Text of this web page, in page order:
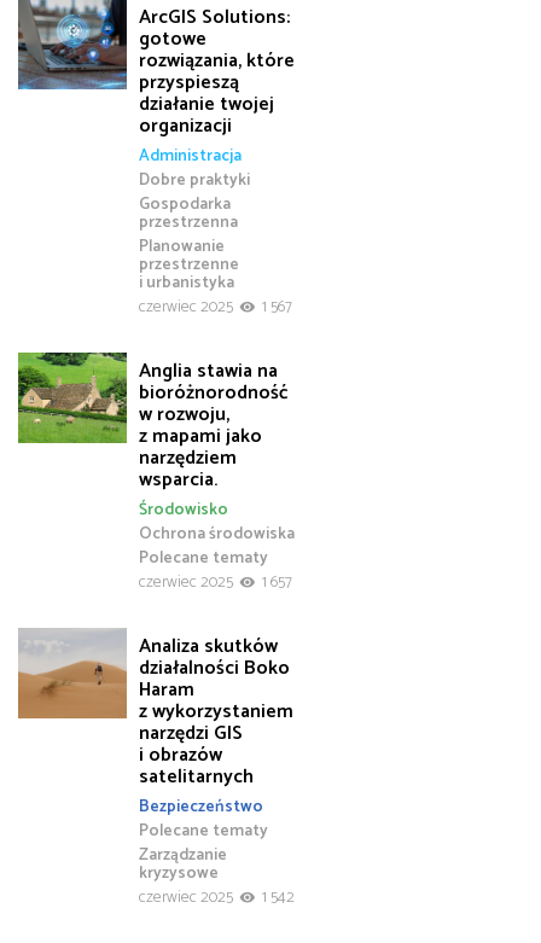
ArcGIS Solutions:
gotowe
rozwiązania, które
przyspieszą
działanie twojej
organizacji
Administracja
Dobre praktyki
Gospodarka
przestrzenna
Planowanie
przestrzenne
i urbanistyka
czerwiec 2025
1 567
Anglia stawia na
bioróżnorodność
w rozwoju,
z mapami jako
narzędziem
wsparcia.
Ochrona środowiska
Polecane tematy
Środowisko
czerwiec 2025 1 657
Analiza skutków
działalności Boko
Haram
z wykorzystaniem
narzędzi GIS
i obrazów
satelitarnych
Bezpieczeństwo
Polecane tematy
Zarządzanie
kryzysowe
czerwiec 2025
1 542